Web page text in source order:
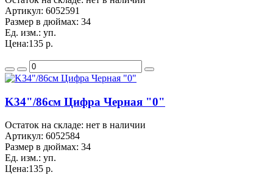
Артикул: 6052591
Размер в дюймах: 34
Ед. изм.: уп.
Цена:135 р.
K34"/86см Цифра Черная "0"
Остаток на складе: нет в наличии
Артикул: 6052584
Размер в дюймах: 34
Ед. изм.: уп.
Цена:135 р.